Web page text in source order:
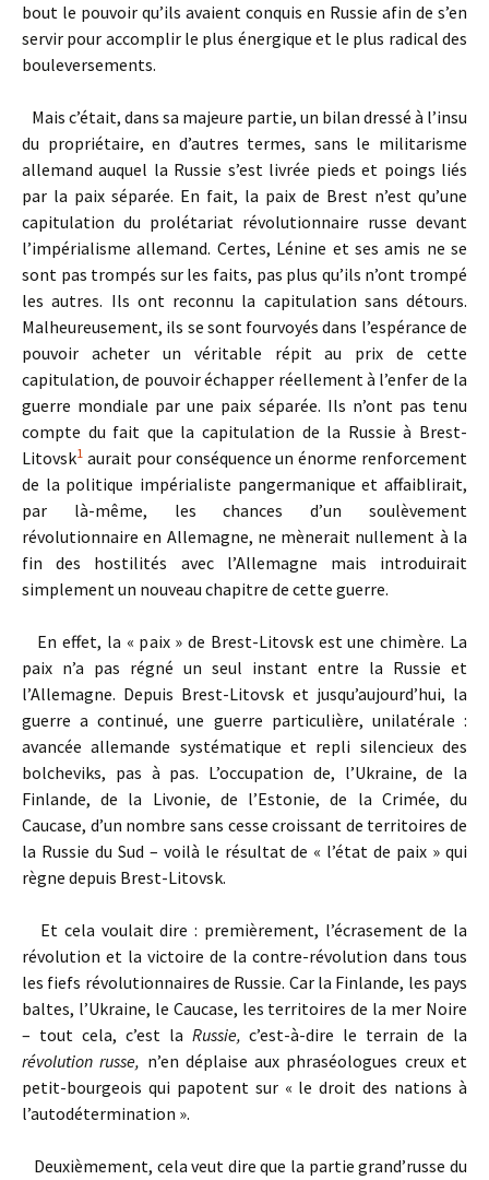
bout le pouvoir qu’ils avaient conquis en Russie afin de s’en
servir pour accomplir le plus énergique et le plus radical des
bouleversements.
Mais c’était, dans sa majeure partie, un bilan dressé à l’insu
du propriétaire, en d’autres termes, sans le militarisme
allemand auquel la Russie s’est livrée pieds et poings liés
par la paix séparée. En fait, la paix de Brest n’est qu’une
capitulation du prolétariat révolutionnaire russe devant
l’impérialisme allemand. Certes, Lénine et ses amis ne se
sont pas trompés sur les faits, pas plus qu’ils n’ont trompé
les autres. Ils ont reconnu la capitulation sans détours.
Malheureusement, ils se sont fourvoyés dans l’espérance de
pouvoir acheter un véritable répit au prix de cette
capitulation, de pouvoir échapper réellement à l’enfer de la
guerre mondiale par une paix séparée. Ils n’ont pas tenu
compte du fait que la capitulation de la Russie à Brest-
Litovsk1 aurait pour conséquence un énorme renforcement
de la politique impérialiste pangermanique et affaiblirait,
par là-même, les chances d’un soulèvement
révolutionnaire en Allemagne, ne mènerait nullement à la
fin des hostilités avec l’Allemagne mais introduirait
simplement un nouveau chapitre de cette guerre.
En effet, la « paix » de Brest-Litovsk est une chimère. La
paix n’a pas régné un seul instant entre la Russie et
l’Allemagne. Depuis Brest-Litovsk et jusqu’aujourd’hui, la
guerre a continué, une guerre particulière, unilatérale :
avancée allemande systématique et repli silen­cieux des
bolcheviks, pas à pas. L’occupation de, l’Ukraine, de la
Finlande, de la Livonie, de l’Estonie, de la Crimée, du
Caucase, d’un nombre sans cesse croissant de territoires de
la Russie du Sud – voilà le résultat de « l’état de paix » qui
règne depuis Brest-Litovsk.
Et cela voulait dire : premièrement, l’écrasement de la
révolution et la victoire de la contre-révolution dans tous
les fiefs révolutionnaires de Russie. Car la Finlande, les pays
baltes, l’Ukraine, le Caucase, les territoires de la mer Noire
– tout cela, c’est la Russie,c’est-à-dire le terrain de la
révolution russe, n’en déplaise aux phraséologues creux et
petit-bourgeois qui papotent sur « le droit des nations à
l’autodétermination ».
Deuxièmement, cela veut dire que la partie grand’russe du